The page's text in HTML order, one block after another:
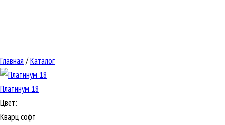
Главная /Каталог
Платинум 18
Цвет:
Кварц софт